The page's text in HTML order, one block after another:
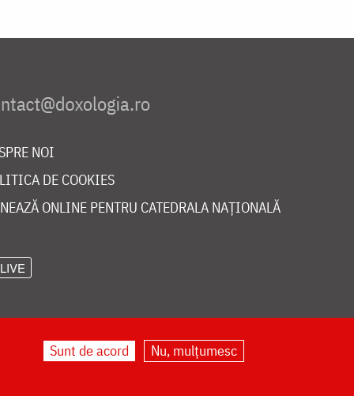
NOI
DE COOKIES
ONLINE PENTRU CATEDRALA NAȚIONALĂ
LIVE
Sunt de acord Nu, mulțumesc